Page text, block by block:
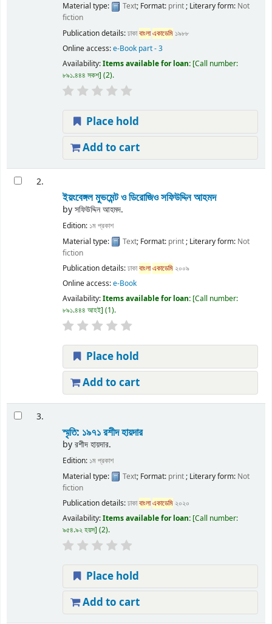
Material type: Text; Format: print; Literary form: Not
fiction
Publication details:ঢাকাবাংলাএকাডেমি ১৯৮৮
Online access:e-Book part - 3
Availability:Items available for loan: Call number:
৮৯১.৪৪৪ সকশ (2).
Place hold
Add to cart
2.
ইয়ংবেঙ্গল মুভমেন্ট ও ডিরোজিওসফিউদ্দিন আহমদ
byসফিউদ্দিন আহমদ.
Edition: ১ম প্রকাশ
Material type:
Text; Format: print; Literary form: Not
fiction
Publication details:ঢাকাবাংলাএকাডেমি ২০০৯
Online access:e-Book
Availability:Items available for loan: Call number:
৮৯১.৪৪৪ আহই (1).
Place hold
Add to cart
3.
স্মৃতি: ১৯৭১রশীদ হায়দার
byরশীদ হায়দার.
Edition: ১ম প্রকাশ
Material type:
Text; Format: print ; Literary form: Not
fiction
Publication details:ঢাকাবাংলাএকাডেমি ২০২০
Availability:Items available for loan: Call number:
৯৫৪.৯২ হয়স (2).
Place hold
Add to cart